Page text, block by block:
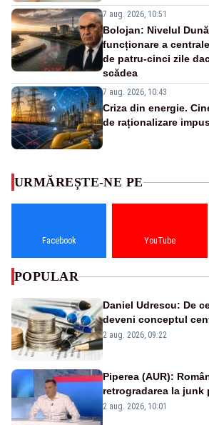
7 aug. 2026, 10:51
Bolojan: Nivelul
funcționare a
de patru-cinci zile
scădea
7 aug. 2026, 10:43
Criza din energie.
de raționalizare
URMĂREȘTE-NE PE
Facebook YouTube
POPULAR
Daniel Udrescu: De
deveni conceptul
viitoare?
2 aug. 2026, 09:22
Piperea (AUR):
retrogradarea la junk
catastrofă pentru
2 aug. 2026, 10:01